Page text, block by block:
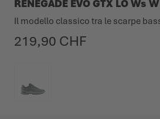
219,90 CHF
RENEGADE EVO GTX LO Ws W
COLORE